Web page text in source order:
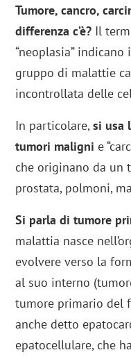
Tumore, cancro,
differenza c’è? Il
“neoplasia”
gruppo di malattie
incontrollata delle
In particolare,si usa
tumori maligni e
che originano da un
prostata, polmoni,
Si parla di tumore
malattia nasce
evolvere verso la
al suo interno
tumore primario del
anche detto
epatocellulare, che